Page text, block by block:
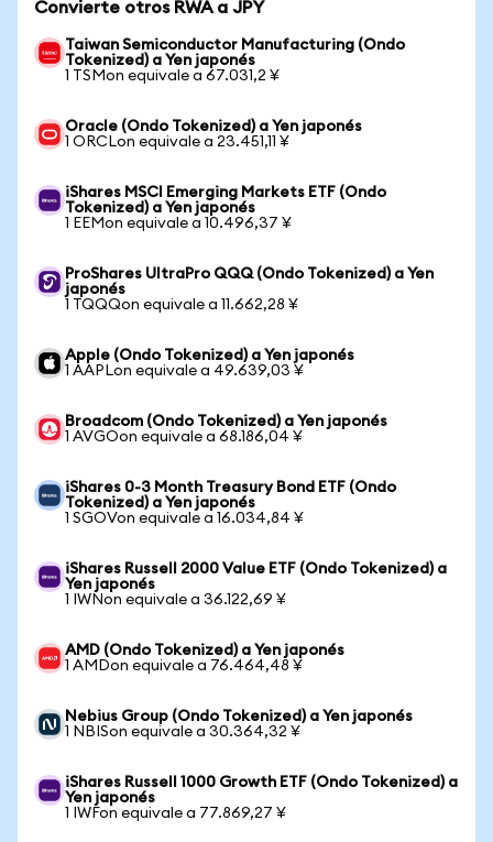
Convierte otros RWA a JPY
Taiwan Semiconductor Manufacturing (Ondo
Tokenized) a Yen japonés
1 TSMon equivale a 67.031,2 ¥
Oracle (Ondo Tokenized) a Yen japonés
1 ORCLon equivale a 23.451,11 ¥
iShares MSCI Emerging Markets ETF (Ondo
Tokenized) a Yen japonés
1 EEMon equivale a 10.496,37 ¥
ProShares UltraPro QQQ (Ondo Tokenized) a Yen
japonés
1 TQQQon equivale a 11.662,28 ¥
Apple (Ondo Tokenized) a Yen japonés
1 AAPLon equivale a 49.639,03 ¥
Broadcom (Ondo Tokenized) a Yen japonés
1 AVGOon equivale a 68.186,04 ¥
iShares 0-3 Month Treasury Bond ETF (Ondo
Tokenized) a Yen japonés
1 SGOVon equivale a 16.034,84 ¥
iShares Russell 2000 Value ETF (Ondo Tokenized) a
Yen japonés
1 IWNon equivale a 36.122,69 ¥
AMD (Ondo Tokenized) a Yen japonés
1 AMDon equivale a 76.464,48 ¥
Nebius Group (Ondo Tokenized) a Yen japonés
1 NBISon equivale a 30.364,32 ¥
iShares Russell 1000 Growth ETF (Ondo Tokenized) a
Yen japonés
1 IWFon equivale a 77.869,27 ¥